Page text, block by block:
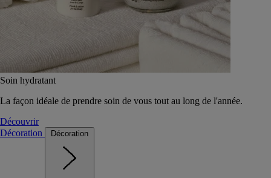
Soin hydratant
La façon idéale de prendre soin de vous tout au long de l'année.
Découvrir
Décoration
Décoration